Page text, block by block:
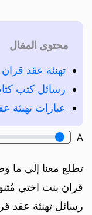
محتوى المقال
تهنئة عقد
رسائل كتب
عبارات تهنئة
A
تطلع معنا إلى ما
قران بنت اختي
رسائل تهنئة عقد